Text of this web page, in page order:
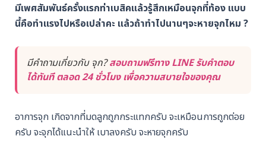
มีเพศสัมพันธ์ครั้งแรกท่าเบสิคแล้วรู้สึกเหมือนจุกที่ท้อง แบบ
นี้คือทำแรงไปหรือเปล่าคะ แล้วถ้าทำไปนานๆจะหายจุกไหม ?
มีคำถามเกี่ยวกับ จุก?สอบถามฟรีทาง LINE รับคำตอบ
ได้ทันที ตลอด 24 ชั่วโมง เพื่อความสบายใจของคุณ
อาการจุก เกิดจากที่มดลูกถูกกระแทกครับ จะเหมือนการถูกต่อย
ครับ จะจุกได้แนะนำให้ เบาลงครับ จะหายจุกครับ